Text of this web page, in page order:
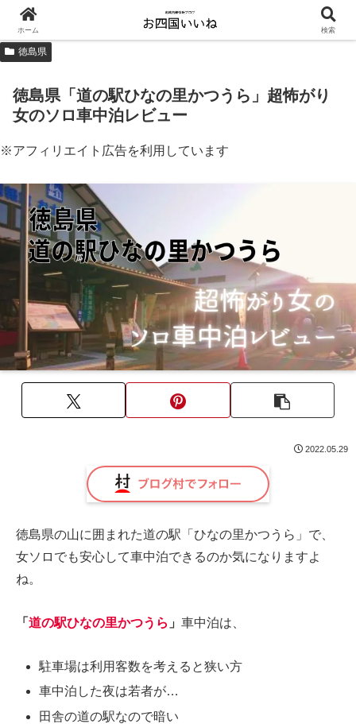
徳島県
徳島県「道の駅ひなの里かつうら」超怖がり
女のソロ車中泊レビュー
※アフィリエイト広告を利用しています
2022.05.29
徳島県の山に囲まれた道の駅「ひなの里かつうら」で、
女ソロでも安心して車中泊できるのか気になりますよ
ね。
「 道の駅ひなの里かつうら 」 車中泊は、
駐車場は利用客数を考えると狭い方
車中泊した夜は若者が…
田舎の道の駅なので暗い
ホーム 検索